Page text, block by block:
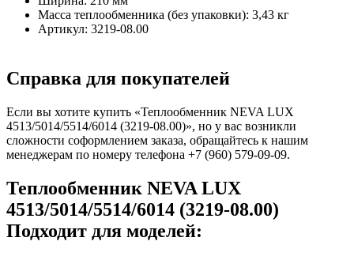
Масса теплообменника (без упаковки): 3,43 кг
Артикул: 3219-08.00
Справка для покупателей
Если вы хотите купить «Теплообменник NEVA LUX
4513/5014/5514/6014 (3219-08.00)», но у вас возникли
сложности соформлением заказа, обращайтесь к нашим
менеджерам по номеру телефона +7 (960) 579-09-09.
Теплообменник NEVA LUX
4513/5014/5514/6014 (3219-08.00)
Подходит для моделей: